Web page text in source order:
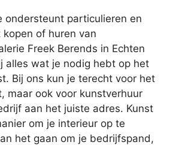
ondersteunt particulieren en
of huren van
Freek Berends in Echten
alles wat je nodig hebt op het
Bij ons kun je terecht voor het
maar ook voor kunstverhuur
aan het juiste adres. Kunst
om je interieur op te
het gaan om je bedrijfspand,